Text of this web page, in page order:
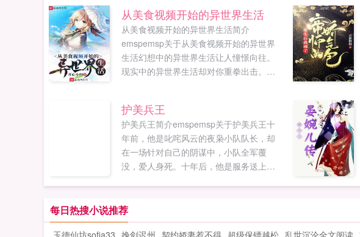
从美食视频开始的异世界生活
从美食视频开始的异世界生活简介
emspemsp关于从美食视频开始的异世界
生活幻想中的异世界生活让人憧憬向往。
现实中的异世界生活却对你重拳出击。穿
想的祝福！追更y...
护美兵王
护美兵王简介emspemsp关于护美兵王十
年前，他是叱咤风云的夜枭小队队长，却
在一场针对自己的阴谋中，小队全军覆
没，爱人身死。十年后，他是服务送上
战...
每日热搜小说推荐
玉德仙坊sofia33 挽剑迟州 契约娇妻惹不得 超级保镖越松 乱世沉沦全文阅读